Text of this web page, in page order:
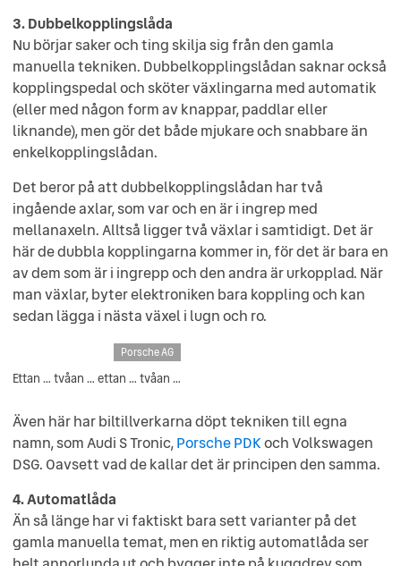
3. Dubbelkopplingslåda
Nu börjar saker och ting skilja sig från den gamla
manuella tekniken. Dubbelkopplingslådan saknar också
kopplingspedal och sköter växlingarna med automatik
(eller med någon form av knappar, paddlar eller
liknande), men gör det både mjukare och snabbare än
enkelkopplingslådan.
Det beror på att dubbelkopplingslådan har två
ingående axlar, som var och en är i ingrep med
mellanaxeln. Alltså ligger två växlar i samtidigt. Det är
här de dubbla kopplingarna kommer in, för det är bara en
av dem som är i ingrepp och den andra är urkopplad. När
man växlar, byter elektroniken bara koppling och kan
sedan lägga i nästa växel i lugn och ro.
Porsche AG
Ettan … tvåan … ettan … tvåan …
Även här har biltillverkarna döpt tekniken till egna
namn, som Audi S Tronic,Porsche PDKoch Volkswagen
DSG. Oavsett vad de kallar det är principen den samma.
4. Automatlåda
Än så länge har vi faktiskt bara sett varianter på det
gamla manuella temat, men en riktig automatlåda ser